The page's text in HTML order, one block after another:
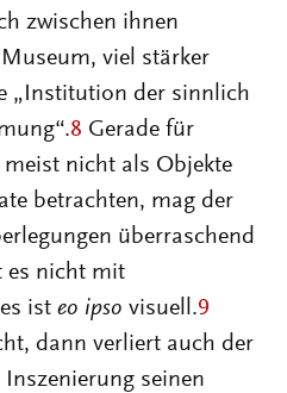
zwischen ihnen
viel stärker
„Institution der sinnlich
8 Gerade für
nicht als Objekte
betrachten, mag der
überraschend
es nicht mit
ist eo ipso visuell.9
dann verliert auch der
seinen